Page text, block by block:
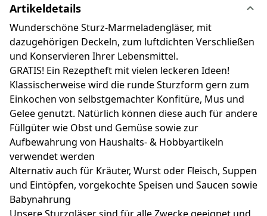
Artikeldetails
Wunderschöne Sturz-Marmeladengläser, mit
dazugehörigen Deckeln, zum luftdichten Verschließen
und Konservieren Ihrer Lebensmittel.
GRATIS! Ein Rezeptheft mit vielen leckeren Ideen!
Klassischerweise wird die runde Sturzform gern zum
Einkochen von selbstgemachter Konfitüre, Mus und
Gelee genutzt. Natürlich können diese auch für andere
Füllgüter wie Obst und Gemüse sowie zur
Aufbewahrung von Haushalts- & Hobbyartikeln
verwendet werden
Alternativ auch für Kräuter, Wurst oder Fleisch, Suppen
und Eintöpfen, vorgekochte Speisen und Saucen sowie
Babynahrung